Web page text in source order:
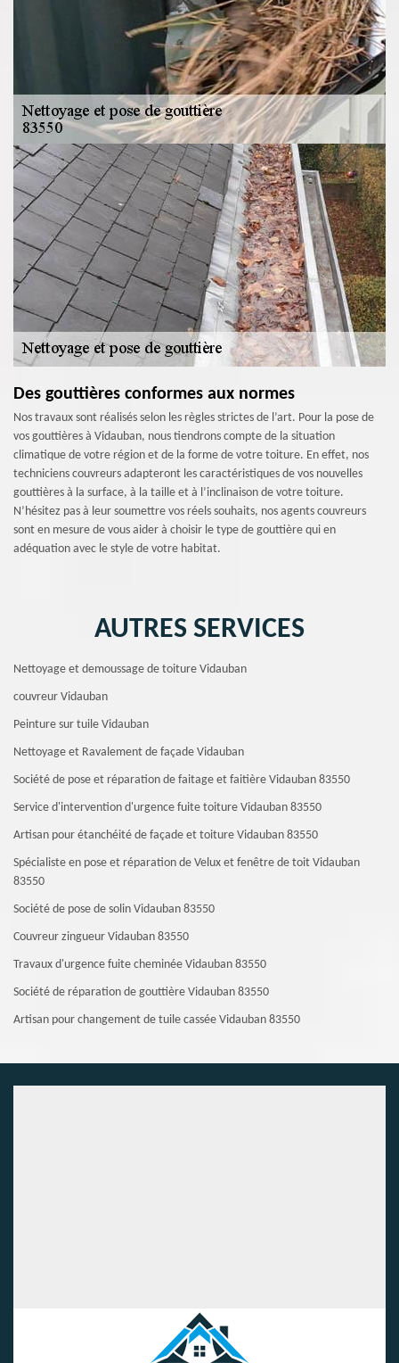
Des gouttières conformes aux normes
Nos travaux sont réalisés selon les règles strictes de l’art. Pour la pose de
vos gouttières à Vidauban, nous tiendrons compte de la situation
climatique de votre région et de la forme de votre toiture. En effet, nos
techniciens couvreurs adapteront les caractéristiques de vos nouvelles
gouttières à la surface, à la taille et à l’inclinaison de votre toiture.
N’hésitez pas à leur soumettre vos réels souhaits, nos agents couvreurs
sont en mesure de vous aider à choisir le type de gouttière qui en
adéquation avec le style de votre habitat.
AUTRES SERVICES
Nettoyage et demoussage de toiture Vidauban
couvreur Vidauban
Peinture sur tuile Vidauban
Nettoyage et Ravalement de façade Vidauban
Société de pose et réparation de faitage et faitière Vidauban 83550
Service d'intervention d'urgence fuite toiture Vidauban 83550
Artisan pour étanchéité de façade et toiture Vidauban 83550
Spécialiste en pose et réparation de Velux et fenêtre de toit Vidauban
83550
Société de pose de solin Vidauban 83550
Couvreur zingueur Vidauban 83550
Travaux d'urgence fuite cheminée Vidauban 83550
Société de réparation de gouttière Vidauban 83550
Artisan pour changement de tuile cassée Vidauban 83550